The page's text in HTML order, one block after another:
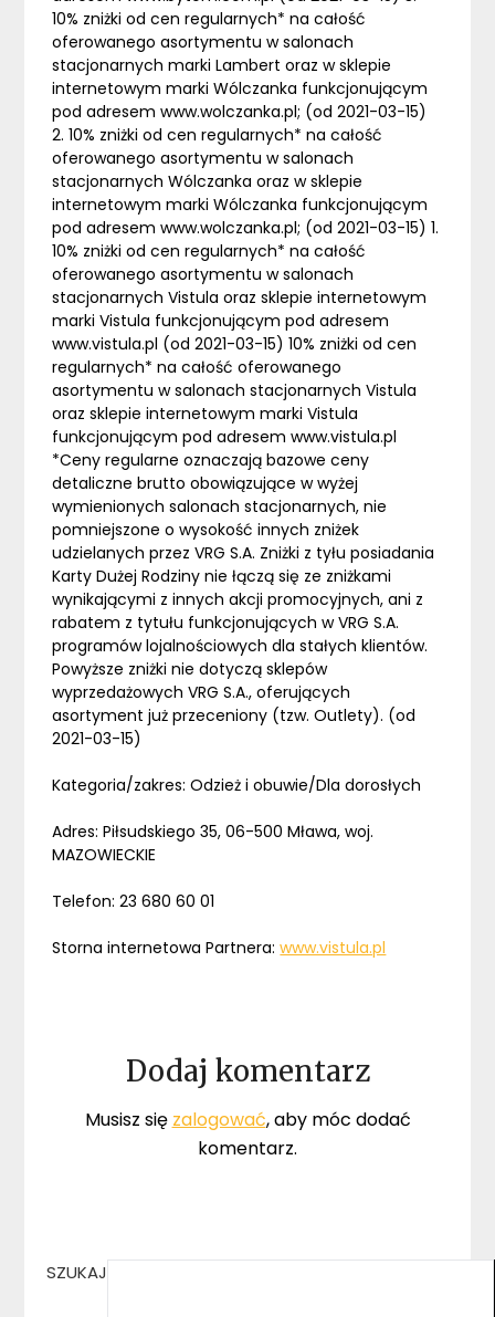
10% zniżki od cen regularnych* na całość
oferowanego asortymentu w salonach
stacjonarnych marki Lambert oraz w sklepie
internetowym marki Wólczanka funkcjonującym
pod adresem www.wolczanka.pl; (od 2021-03-15)
2. 10% zniżki od cen regularnych* na całość
oferowanego asortymentu w salonach
stacjonarnych Wólczanka oraz w sklepie
internetowym marki Wólczanka funkcjonującym
pod adresem www.wolczanka.pl; (od 2021-03-15) 1.
10% zniżki od cen regularnych* na całość
oferowanego asortymentu w salonach
stacjonarnych Vistula oraz sklepie internetowym
marki Vistula funkcjonującym pod adresem
www.vistula.pl (od 2021-03-15) 10% zniżki od cen
regularnych* na całość oferowanego
asortymentu w salonach stacjonarnych Vistula
oraz sklepie internetowym marki Vistula
funkcjonującym pod adresem www.vistula.pl
*Ceny regularne oznaczają bazowe ceny
detaliczne brutto obowiązujące w wyżej
wymienionych salonach stacjonarnych, nie
pomniejszone o wysokość innych zniżek
udzielanych przez VRG S.A. Zniżki z tyłu posiadania
Karty Dużej Rodziny nie łączą się ze zniżkami
wynikającymi z innych akcji promocyjnych, ani z
rabatem z tytułu funkcjonujących w VRG S.A.
programów lojalnościowych dla stałych klientów.
Powyższe zniżki nie dotyczą sklepów
wyprzedażowych VRG S.A., oferujących
asortyment już przeceniony (tzw. Outlety). (od
2021-03-15)
Kategoria/zakres: Odzież i obuwie/Dla dorosłych
Adres: Piłsudskiego 35, 06-500 Mława, woj.
MAZOWIECKIE
Telefon: 23 680 60 01
Storna internetowa Partnera:www.vistula.pl
Dodaj komentarz
Musisz się zalogować, aby móc dodać
komentarz.
SZUKAJ